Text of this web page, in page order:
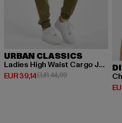
URBAN CLASSICS
Ladies High Waist Cargo Jogging
EUR 39,14
Derzeitiger Preis: EUR 39,14
EUR 44,99Aktionspreis: EUR